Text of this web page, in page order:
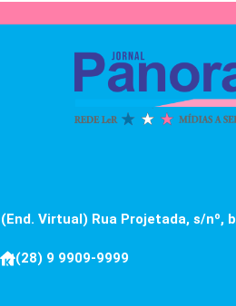
(End. Virtual) Rua Projetada, s/nº,
(28) 9 9909-9999